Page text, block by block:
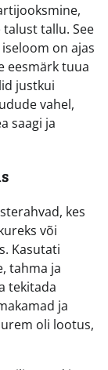
tallu. See
on ajas
eesmärk tuua
justkui
vahel,
saagi ja
kes
või
Kasutati
tahma ja
tekitada
ja
oli lootus,